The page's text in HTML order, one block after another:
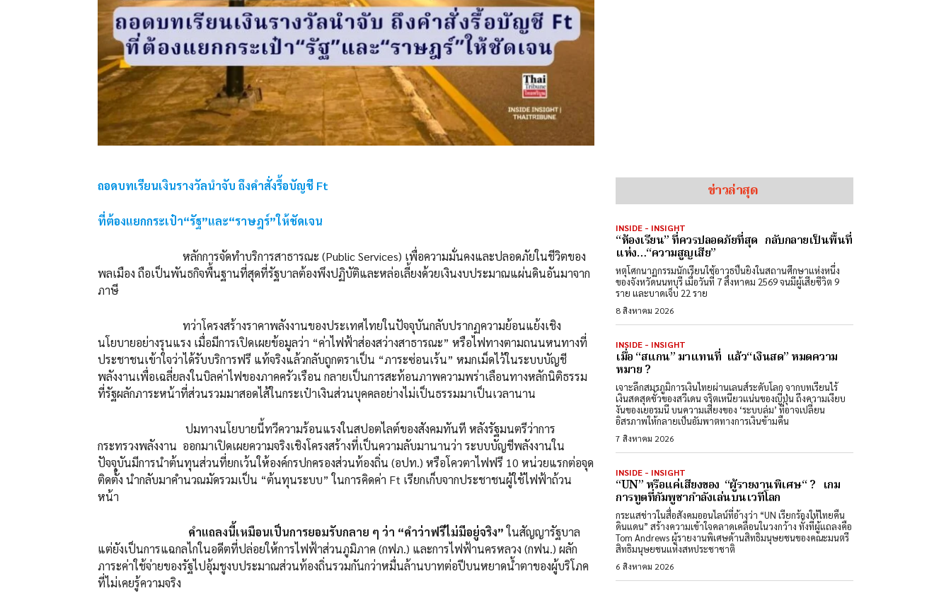
ถอดบทเรียนเงินรางวัลนำจับ ถึงคำสั่งรื้อบัญชี Ft
ที่ต้องแยกกระเป๋า“รัฐ”และ“ราษฎร์”ให้ชัดเจน
หลักการจัดทำบริการสาธารณะ (Public Services) เพื่อความมั่นคงและปลอดภัยในชีวิตของ
พลเมือง ถือเป็นพันธกิจพื้นฐานที่สุดที่รัฐบาลต้องพึงปฏิบัติและหล่อเลี้ยงด้วยเงินงบประมาณแผ่นดินอันมาจาก
ภาษี
ทว่าโครงสร้างราคาพลังงานของประเทศไทยในปัจจุบันกลับปรากฏความย้อนแย้งเชิง
นโยบายอย่างรุนแรง เมื่อมีการเปิดเผยข้อมูลว่า “ค่าไฟฟ้าส่องสว่างสาธารณะ” หรือไฟทางตามถนนหนทางที่
ประชาชนเข้าใจว่าได้รับบริการฟรี แท้จริงแล้วกลับถูกตราเป็น “ภาระซ่อนเร้น” หมกเม็ดไว้ในระบบบัญชี
พลังงานเพื่อเฉลี่ยลงในบิลค่าไฟของภาคครัวเรือน กลายเป็นการสะท้อนภาพความพร่าเลือนทางหลักนิติธรรม
ที่รัฐผลักภาระหน้าที่ส่วนรวมมาสอดไส้ในกระเป๋าเงินส่วนบุคคลอย่างไม่เป็นธรรมมาเป็นเวลานาน
ปมทางนโยบายนี้ทวีความร้อนแรงในสปอตไลต์ของสังคมทันที หลังรัฐมนตรีว่าการ
กระทรวงพลังงาน ออกมาเปิดเผยความจริงเชิงโครงสร้างที่เป็นความลับมานานว่า ระบบบัญชีพลังงานใน
ปัจจุบันมีการนำต้นทุนส่วนที่ยกเว้นให้องค์กรปกครองส่วนท้องถิ่น (อปท.) หรือโควตาไฟฟรี 10 หน่วยแรกต่อจุด
ติดตั้ง นำกลับมาคำนวณมัดรวมเป็น “ต้นทุนระบบ” ในการคิดค่า Ft เรียกเก็บจากประชาชนผู้ใช้ไฟฟ้าถ้วน
หน้า
คำแถลงนี้เหมือนเป็นการยอมรับกลาย ๆ ว่า “คำว่าฟรีไม่มีอยู่จริง”ในสัญญารัฐบาล
แต่ยังเป็นการแฉกลไกในอดีตที่ปล่อยให้การไฟฟ้าส่วนภูมิภาค (กฟภ.) และการไฟฟ้านครหลวง (กฟน.) ผลัก
ภาระค่าใช้จ่ายของรัฐไปอุ้มชูงบประมาณส่วนท้องถิ่นรวมกันกว่าหมื่นล้านบาทต่อปีบนหยาดน้ำตาของผู้บริโภค
ที่ไม่เคยรู้ความจริง
ข่าวล่าสุด
INSIDE - INSIGHT
“ห้องเรียน” ที่ควรปลอดภัยที่สุด กลับกลายเป็นพื้นที่
แห่ง…“ความสูญเสีย”
หตุโศกนาฏกรรมนักเรียนใช้อาวุธปืนยิงในสถานศึกษาแห่งหนึ่ง
ของจังหวัดนนทบุรี เมื่อวันที่ 7 สิงหาคม 2569 จนมีผู้เสียชีวิต 9
ราย และบาดเจ็บ 22 ราย
8 สิงหาคม 2026
INSIDE - INSIGHT
เมื่อ “สแกน” มาแทนที่ แล้ว“เงินสด” หมดความ
หมาย ?
เจาะลึกสมรภูมิการเงินไทยผ่านเลนส์ระดับโลก จากบทเรียนไร้
เงินสดสุดขั้วของสวีเดน จริตเหนียวแน่นของญี่ปุ่น ถึงความเงียบ
งันของเยอรมนี บนความเสี่ยงของ ‘ระบบล่ม’ ที่อาจเปลี่ยน
อิสรภาพให้กลายเป็นอัมพาตทางการเงินข้ามคืน
7 สิงหาคม 2026
INSIDE - INSIGHT
“UN” หรือแค่เสียงของ “ผู้รายงานพิเศษ“ ? เกม
การทูตที่กัมพูชากำลังเล่นบนเวทีโลก
กระแสข่าวในสื่อสังคมออนไลน์ที่อ้างว่า “UN เรียกร้องให้ไทยคืน
ดินแดน” สร้างความเข้าใจคลาดเคลื่อนในวงกว้าง ทั้งที่ผู้แถลงคือ
Tom Andrews ผู้รายงานพิเศษด้านสิทธิมนุษยชนของคณะมนตรี
สิทธิมนุษยชนแห่งสหประชาชาติ
6 สิงหาคม 2026